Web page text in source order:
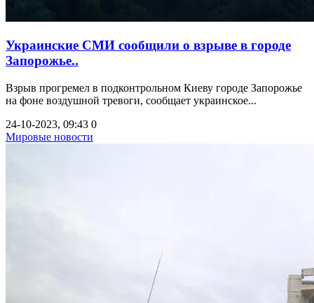
Украинские СМИ сообщили о взрыве в городе
Запорожье..
Взрыв прогремел в подконтрольном Киеву городе Запорожье
на фоне воздушной тревоги, сообщает украинское...
24-10-2023, 09:43 0
Мировые новости